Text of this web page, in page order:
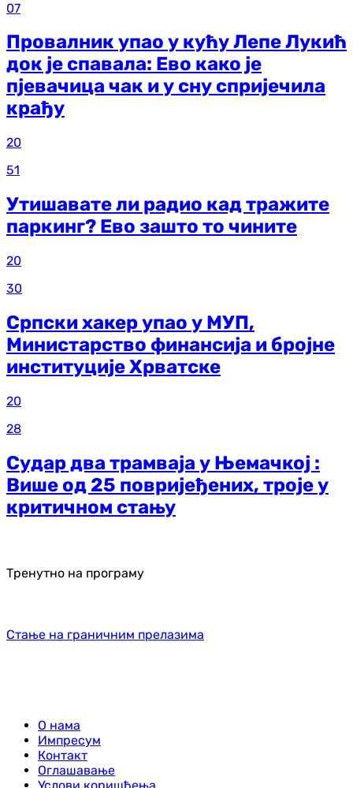
07
Провалник упао у кућу Лепе Лукић
док је спавала: Ево како је
пјевачица чак и у сну спријечила
крађу
20
51
Утишавате ли радио кад тражите
паркинг? Ево зашто то чините
20
30
Српски хакер упао у МУП,
Министарство финансија и бројне
институције Хрватске
20
28
Судар два трамваја у Њемачкој :
Више од 25 повријеђених, троје у
критичном стању
Тренутно на програму
Стање на граничним прелазима
О нама
Импресум
Контакт
Оглашавање